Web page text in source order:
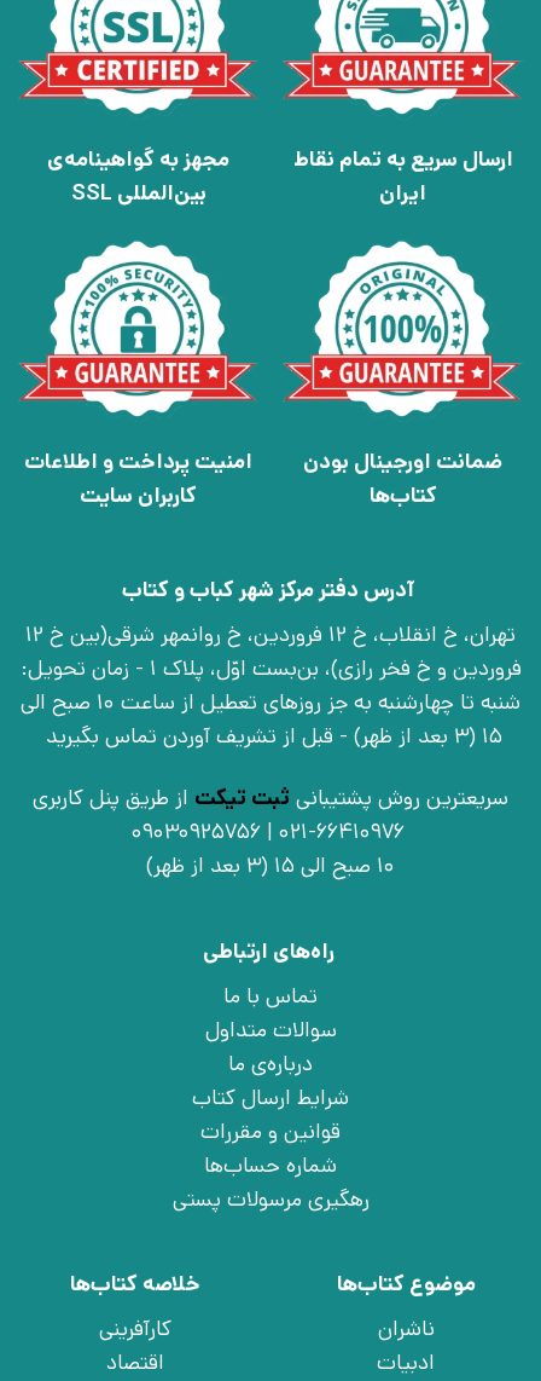
ارسال سریع به تمام نقاط
ایران
مجهز به گواهینامه‌ی
بین‌المللی SSL
ضمانت اورجینال بودن
کتاب‌ها
امنیت پرداخت و اطلاعات
کاربران سایت
آدرس دفتر مرکز شهر کباب و کتاب
تهران، خ انقلاب، خ 12 فروردین، خ روانمهر شرقی(بین خ 12
فروردین و خ فخر رازی)، بن‌بست اوّل، پلاک 1 - زمان تحویل:
شنبه تا چهارشنبه به جز روزهای تعطیل از ساعت 10 صبح الی
15 (3 بعد از ظهر) - قبل از تشریف آوردن تماس بگیرید
سریعترین روش پشتیبانی ثبت تیکت از طریق پنل کاربری
021-66410976 | 09030925756
10 صبح الی 15 (3 بعد از ظهر)
راه‌های ارتباطی
تماس با ما
سوالات متداول
درباره‌ی ما
شرایط ارسال کتاب
قوانین و مقررات
شماره حساب‌ها
رهگیری مرسولات پستی
موضوع کتاب‌ها
ناشران
ادبیات
خلاصه کتاب‌ها
کارآفرینی
اقتصاد